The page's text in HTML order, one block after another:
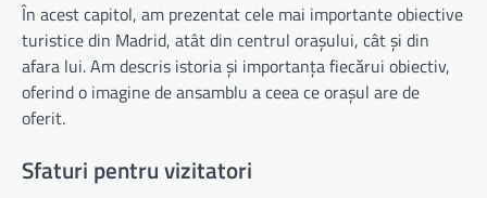
În acest capitol, am prezentat cele mai importante obiective
turistice din Madrid, atât din centrul orașului, cât și din
afara lui. Am descris istoria și importanța fiecărui obiectiv,
oferind o imagine de ansamblu a ceea ce orașul are de
oferit.
Sfaturi pentru vizitatori